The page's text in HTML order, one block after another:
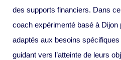
des supports financiers. Dans
coach expérimenté basé à
adaptés aux besoins
guidant vers l’atteinte de leurs